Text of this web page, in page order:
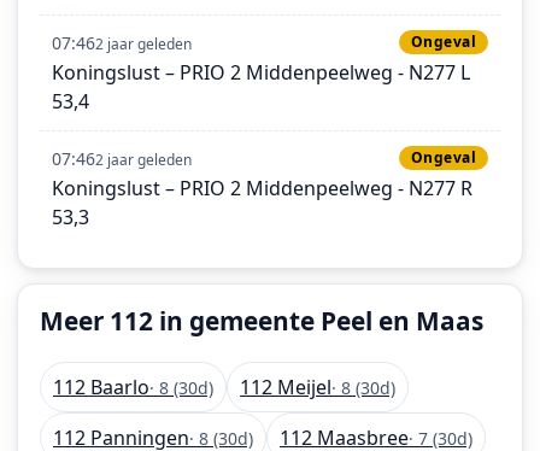
07:462 jaar geleden Ongeval
Koningslust – PRIO 2 Middenpeelweg - N277 L
53,4
07:462 jaar geleden Ongeval
Koningslust – PRIO 2 Middenpeelweg - N277 R
53,3
Meer 112 in gemeente Peel en Maas
112 Baarlo· 8 (30d) 112 Meijel· 8 (30d)
112 Panningen· 8 (30d) 112 Maasbree· 7 (30d)